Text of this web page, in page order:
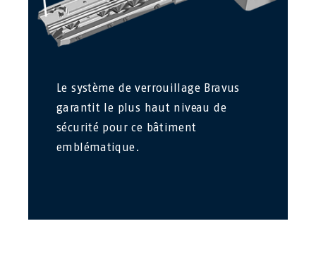
Le système de verrouillage Bravus
garantit le plus haut niveau de
sécurité pour ce bâtiment
emblématique.